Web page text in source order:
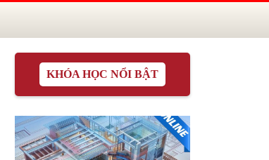
KHÓA HỌC NỔI BẬT